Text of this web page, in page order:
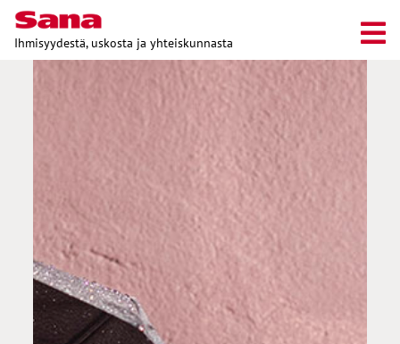
Ihmisyydestä, uskosta ja yhteiskunnasta